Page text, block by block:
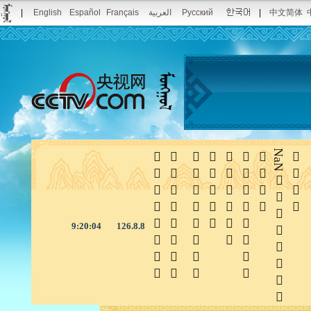
English Español Français العربية Pусский 中文简体
9:20:04 126.8.8 
 
NaN




